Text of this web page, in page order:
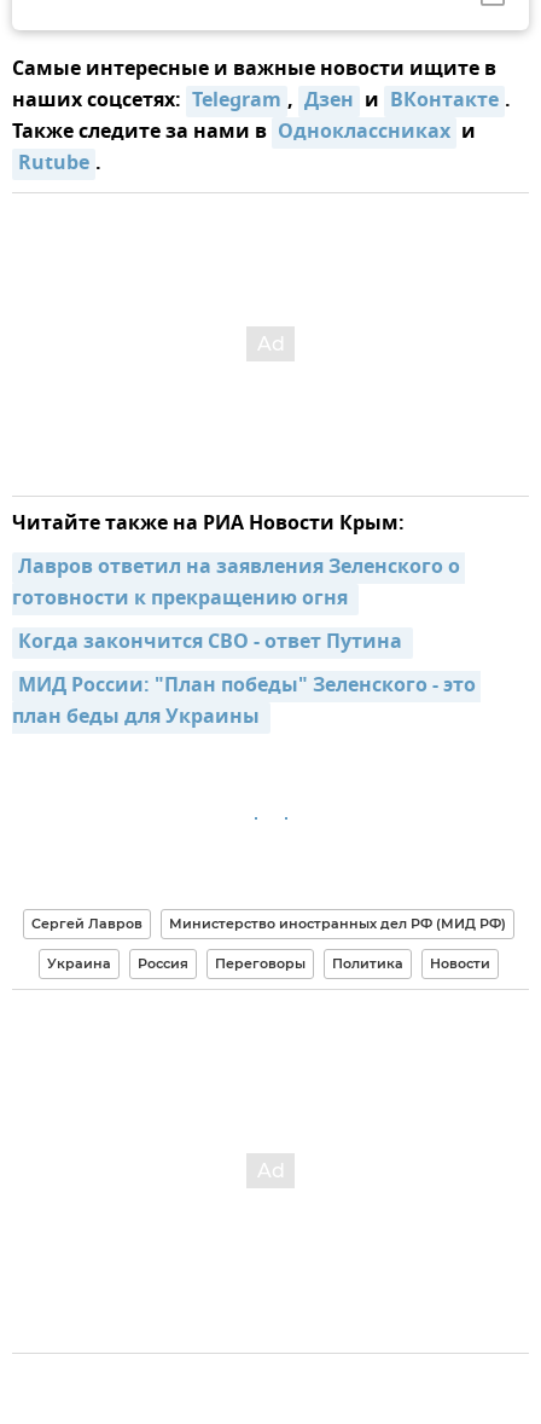
Самые интересные и важные новости ищите в
наших соцсетях: Telegram , Дзен и ВКонтакте .
Также следите за нами в Одноклассниках и
Rutube .
Читайте также на РИА Новости Крым:
Лавров ответил на заявления Зеленского о
готовности к прекращению огня
Когда закончится СВО - ответ Путина
МИД России: "План победы" Зеленского - это
план беды для Украины
Сергей Лавров Министерство иностранных дел РФ (МИД РФ)
Украина Россия Переговоры Политика Новости